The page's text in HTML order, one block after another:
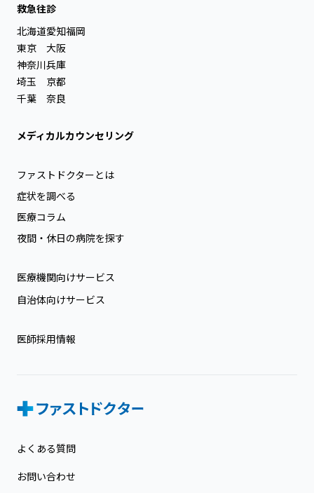
救急往診
北海道
東京
神奈川
埼玉
千葉
愛知
大阪
兵庫
京都
奈良
福岡
メディカルカウンセリング
ファストドクターとは
症状を調べる
医療コラム
夜間・休日の病院を探す
医療機関向けサービス
自治体向けサービス
医師採用情報
よくある質問
お問い合わせ